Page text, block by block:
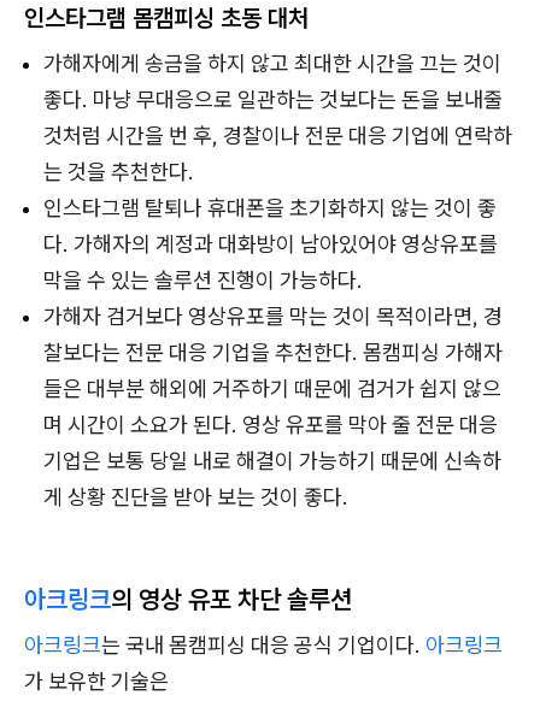
인스타그램 몸캠피싱 초동 대처
가해자에게 송금을 하지 않고 최대한 시간을 끄는 것이
좋다. 마냥 무대응으로 일관하는 것보다는 돈을 보내줄
것처럼 시간을 번 후, 경찰이나 전문 대응 기업에 연락하
는 것을 추천한다.
인스타그램 탈퇴나 휴대폰을 초기화하지 않는 것이 좋
다. 가해자의 계정과 대화방이 남아있어야 영상유포를
막을 수 있는 솔루션 진행이 가능하다.
가해자 검거보다 영상유포를 막는 것이 목적이라면, 경
찰보다는 전문 대응 기업을 추천한다. 몸캠피싱 가해자
들은 대부분 해외에 거주하기 때문에 검거가 쉽지 않으
며 시간이 소요가 된다. 영상 유포를 막아 줄 전문 대응
기업은 보통 당일 내로 해결이 가능하기 때문에 신속하
게 상황 진단을 받아 보는 것이 좋다.
아크링크의 영상 유포 차단 솔루션
아크링크는 국내 몸캠피싱 대응 공식 기업이다. 아크링크
가 보유한 기술은